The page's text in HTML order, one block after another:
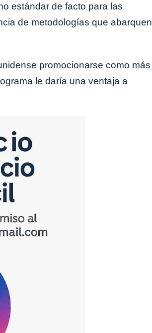
estándar de facto para las
de metodologías que abarquen
promocionarse como más
le daría una ventaja a